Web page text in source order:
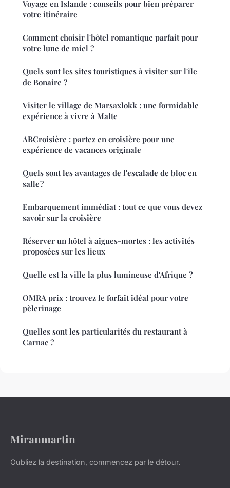
Voyage en Islande : conseils pour bien préparer
votre itinéraire
Comment choisir l'hôtel romantique parfait pour
votre lune de miel ?
Quels sont les sites touristiques à visiter sur l'île
de Bonaire ?
Visiter le village de Marsaxlokk : une formidable
expérience à vivre à Malte
ABCroisière : partez en croisière pour une
expérience de vacances originale
Quels sont les avantages de l'escalade de bloc en
salle ?
Embarquement immédiat : tout ce que vous devez
savoir sur la croisière
Réserver un hôtel à aigues-mortes : les activités
proposées sur les lieux
Quelle est la ville la plus lumineuse d'Afrique ?
OMRA prix : trouvez le forfait idéal pour votre
pèlerinage
Quelles sont les particularités du restaurant à
Carnac ?
Miranmartin
Oubliez la destination, commencez par le détour.